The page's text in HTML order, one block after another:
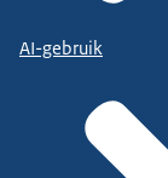
AI-gebruik